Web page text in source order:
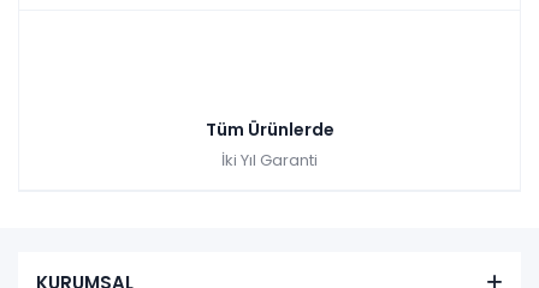
Tüm Ürünlerde
İki Yıl Garanti
KURUMSAL